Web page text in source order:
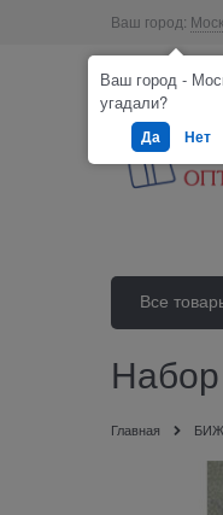
Ваш город:
Все
Главная
Ваш город -
угадали?
Да Нет